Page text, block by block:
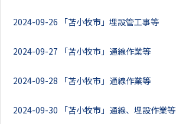
2024-09-26 「苫小牧市」埋設管工事等
2024-09-27 「苫小牧市」通線作業等
2024-09-28 「苫小牧市」通線作業等
2024-09-30 「苫小牧市」通線、埋設作業等